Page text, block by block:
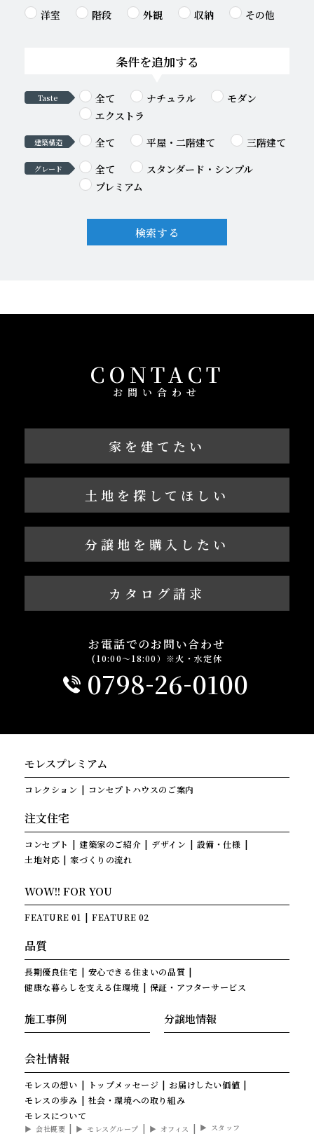
洋室
階段 外観 収納 その他
条件を追加する
Taste 全て ナチュラル
モダン
エクストラ
建築構造 全て 平屋・二階建て 三階建て
グレード 全て
スタンダード・シンプル
プレミアム
検索する
CONTACT
お問い合わせ
家を建てたい
土地を探してほしい
分譲地を購入したい
カタログ請求
お電話でのお問い合わせ
(10:00～18:00）※火・水定休
0798-26-0100
モレスプレミアム
コレクション コンセプトハウスのご案内
注文住宅
コンセプト 建築家のご紹介 デザイン
設備・仕様
土地対応
家づくりの流れ
WOW!! FOR YOU
FEATURE 01 FEATURE 02
品質
長期優良住宅
安心できる住まいの品質
健康な暮らしを支える住環境
保証・アフターサービス
施工事例 分譲地情報
会社情報
モレスの想い トップメッセージ
お届けしたい価値
モレスの歩み
社会・環境への取り組み
モレスについて
会社概要 モレスグループ オフィス スタッフ